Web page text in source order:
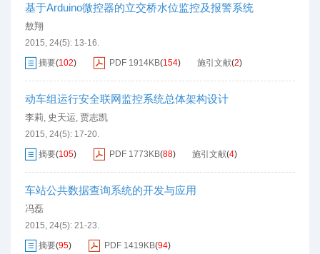
基于Arduino微控器的立交桥水位监控及报警系统
敖翔
2015, 24(5): 13-16.
摘要(102) PDF 1914KB(154) 施引文献(2)
动车组运行安全联网监控系统总体架构设计
李莉, 史天运, 贾志凯
2015, 24(5): 17-20.
摘要(105) PDF 1773KB(88) 施引文献(4)
车站公共数据查询系统的开发与应用
冯磊
2015, 24(5): 21-23.
摘要(95) PDF 1419KB(94)